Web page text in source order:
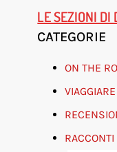
LE SEZIONI DI
CATEGORIE
ON THE
VIAGGIARE
RACCONTI